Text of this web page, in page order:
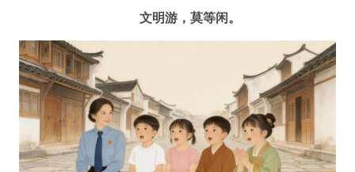
文明游，莫等闲。